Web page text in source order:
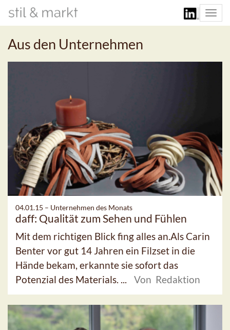
Aus den Unternehmen
04.01.15 – Unternehmen des Monats
daff: Qualität zum Sehen und Fühlen
Mit dem richtigen Blick fing alles an.Als Carin
Benter vor gut 14 Jahren ein Filzset in die
Hände bekam, erkannte sie sofort das
Potenzial des Materials. ...
Von Redaktion